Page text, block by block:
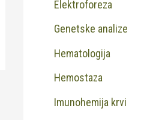
Elektroforeza
Genetske analize
Hematologija
Hemostaza
Imunohemija krvi